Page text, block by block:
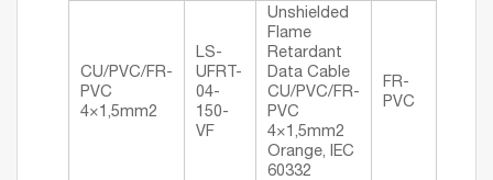
CU/PVC/FR-
PVC
4×1,5mm2
LS-
UFRT-
04-
150-
VF
Unshielded
Flame
Retardant
Data Cable
CU/PVC/FR-
PVC
4×1,5mm2
Orange, IEC
60332
FR-
PVC